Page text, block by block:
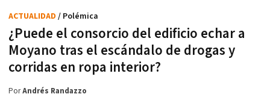
¿Puede el consorcio del edificio echar a
Moyano tras el escándalo de drogas y
corridas en ropa interior?
ACTUALIDAD / Polémica
PorAndrés Randazzo